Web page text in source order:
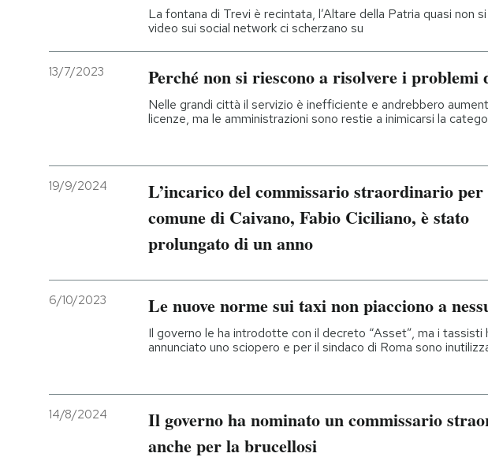
La fontana di Trevi è recintata, l’Altare della Patria quasi non
video sui social network ci scherzano su
13/7/2023 Perché non si riescono a risolvere i problemi
Nelle grandi città il servizio è inefficiente e andrebbero
licenze, ma le amministrazioni sono restie a inimicarsi la
19/9/2024
L’incarico del commissario straordinario
comune di Caivano, Fabio Ciciliano, è stato
prolungato di un anno
6/10/2023 Le nuove norme sui taxi non piacciono a
Il governo le ha introdotte con il decreto “Asset”, ma i tassisti
annunciato uno sciopero e per il sindaco di Roma sono
14/8/2024
Il governo ha nominato un commissario
anche per la brucellosi